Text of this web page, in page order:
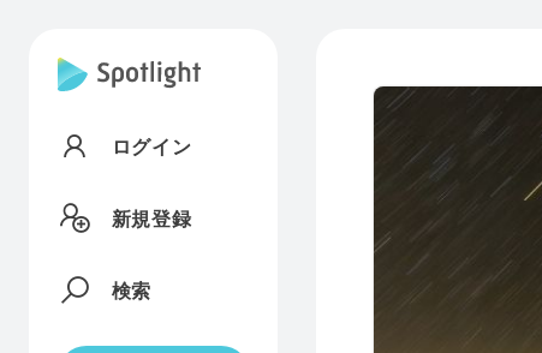
ログイン
新規登録
検索